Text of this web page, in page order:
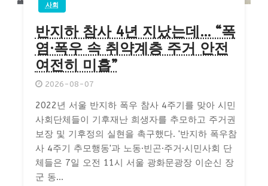
사회
반지하 참사 4년 지났는데… “폭
염·폭우 속 취약계층 주거 안전
여전히 미흡”
2026-08-07
2022년 서울 반지하 폭우 참사 4주기를 맞아 시민
사회단체들이 기후재난 희생자를 추모하고 주거권
보장 및 기후정의 실현을 촉구했다. '반지하 폭우참
사 4주기 추모행동'과 노동·빈곤·주거·시민사회 단
체들은 7일 오전 11시 서울 광화문광장 이순신 장
군 동...